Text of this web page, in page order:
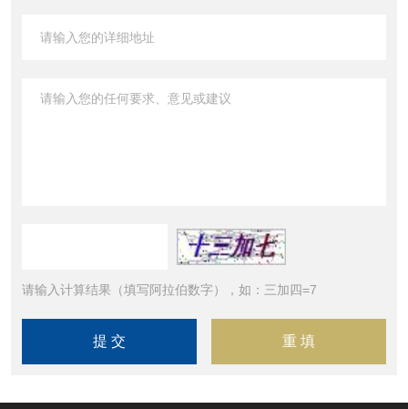
请输入计算结果（填写阿拉伯数字），如：三加四=7